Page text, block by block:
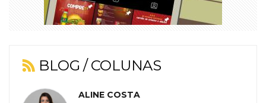
BLOG / COLUNAS
ALINE COSTA